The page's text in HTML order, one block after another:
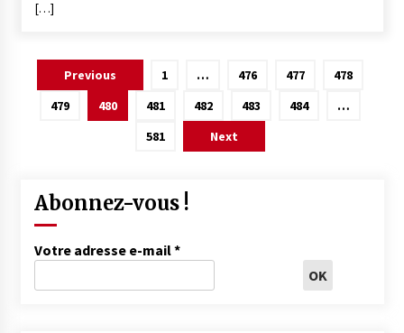
[…]
Pagination
des
publications
Previous 1 … 476 477
478
479
480 481 482 483 484
…
581
Next
Abonnez-vous !
Votre adresse e-mail*